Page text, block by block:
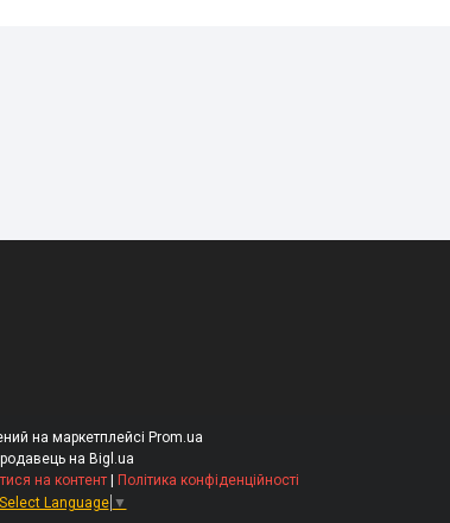
на маркетплейсі Prom.ua
на Bigl.ua
на контент
Політика конфіденційності
Select Language ▼